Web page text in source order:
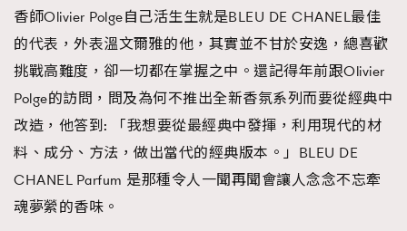
香師Olivier Polge自己活生生就是BLEU DE CHANEL最佳
的代表，外表溫文爾雅的他，其實並不甘於安逸，總喜歡
挑戰高難度，卻一切都在掌握之中。還記得年前跟Olivier
Polge的訪問，問及為何不推出全新香氛系列而要從經典中
改造，他答到: 「我想要從最經典中發揮，利用現代的材
料、成分、方法，做出當代的經典版本。」BLEU DE
CHANEL Parfum 是那種令人一聞再聞會讓人念念不忘牽
魂夢縈的香味。